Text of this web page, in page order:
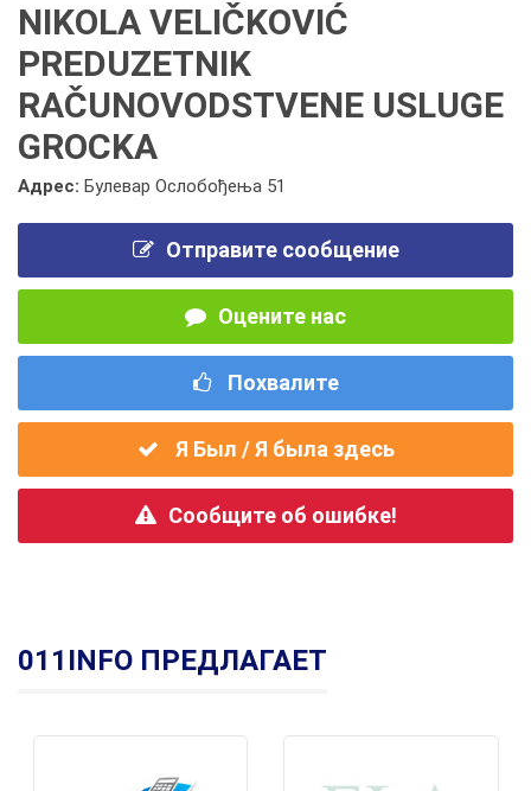
NIKOLA VELIČKOVIĆ
PREDUZETNIK
RAČUNOVODSTVENE USLUGE
GROCKA
Адрес: Булевар Ослобођења 51
Отправите сообщение
Оцените нас
Похвалите
Я Был / Я была здесь
Сообщите об ошибке!
011INFO ПРЕДЛАГАЕТ